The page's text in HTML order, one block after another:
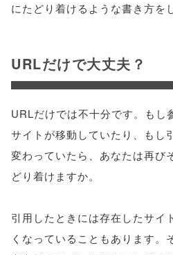
にたどり着けるような書き方を
URLだけで大丈夫？
URLだけでは不十分です。もし
サイトが移動していたり、もし
変わっていたら、あなたは再び
どり着けますか。
引用したときには存在したサイ
くなっていることもあります。